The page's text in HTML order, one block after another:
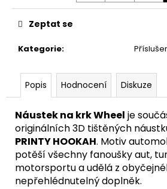
Kategorie:
Zeptat se
Popis Hodnocení Diskuze
Náustek na krk Wheel je
originálních 3D tištěných
PRINTY HOOKAH. Motiv
potěší všechny fanoušky aut,
motorsportu a udělá z
nepřehlédnutelný doplněk.